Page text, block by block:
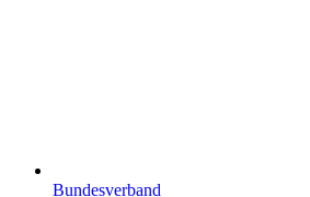
Bundesverband